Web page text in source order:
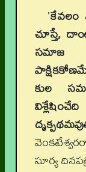
'కేవలం
చూస్తే,
సమాజ
పాక్షికకోణమే
కుల
సూర్య